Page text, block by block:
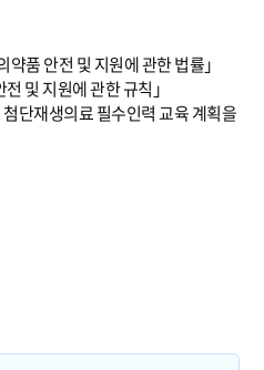
품 안전 및 지원에 관한 법률」
및 지원에 관한 규칙」
단재생의료 필수인력 교육 계획을